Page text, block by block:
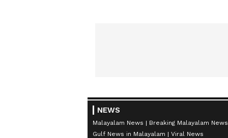
NEWS
Malayalam News Breaking Malayalam News
Gulf News in Malayalam
Viral News